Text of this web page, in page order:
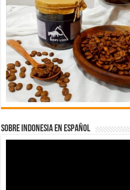
SOBRE INDONESIA EN ESPAÑOL